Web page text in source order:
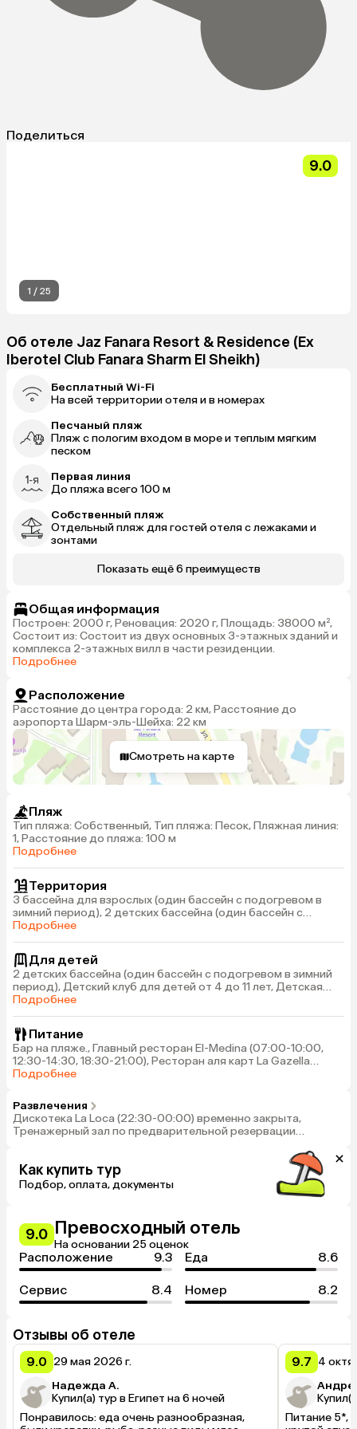
Поделиться
9.0
1 / 25
Об отеле Jaz Fanara Resort & Residence (Ex
Iberotel Club Fanara Sharm El Sheikh)
Бесплатный Wi-Fi
На всей территории отеля и в номерах
Песчаный пляж
Пляж с пологим входом в море и теплым мягким
песком
Первая линия
До пляжа всего 100 м
Собственный пляж
Отдельный пляж для гостей отеля с лежаками и
зонтами
Показать ещё 6 преимуществ
Общая информация
Построен: 2000 г, Реновация: 2020 г, Площадь: 38000 м²,
Состоит из: Состоит из двух основных 3-этажных зданий и
комплекса 2-этажных вилл в части резиденции.
Подробнее
Расположение
Расстояние до центра города: 2 км, Расстояние до
аэропорта Шарм-эль-Шейха: 22 км
Смотреть на карте
Пляж
Тип пляжа: Собственный, Тип пляжа: Песок, Пляжная линия:
1, Расстояние до пляжа: 100 м
Подробнее
Территория
3 бассейна для взрослых (один бассейн с подогревом в
зимний период), 2 детских бассейна (один бассейн с
подогревом в зимний период), Wi-fi в общественных местах
MB-10 Евро, 500 MB-20 Евро и 1 GB-30 Евро), Обмен валюты
и банкомат
Подробнее
Для детей
2 детских бассейна (один бассейн с подогревом в зимний
период), Детский клуб для детей от 4 до 11 лет, Детская
анимация (русскоговорящий персонал), Детская дискотека
Подробнее
Питание
Бар на пляже., Главный ресторан Еl-Medina (07:00-10:00,
12:30-14:30, 18:30-21:00), Ресторан аля карт La Gazella
(18:30-21:00), Лобби бар Fantasia (24 часа)
Подробнее
Развлечения
Дискотека La Loca (22:30-00:00) временно закрыта,
Тренажерный зал по предварительной резервации
корт и оборудование (освещение-платно, резиновое
покрытие)
Как купить тур
Подбор, оплата, документы
9.0 Превосходный отель
На основании 25 оценок
Расположение 9.3 Еда 8.6
Сервис 8.4 Номер 8.2
Отзывы об отеле
9.0 29 мая 2026 г.
Надежда А.
Купил(а) тур в Египет на 6 ночей
Понравилось: еда очень разнообразная,
9.7 4
Питание 5*,